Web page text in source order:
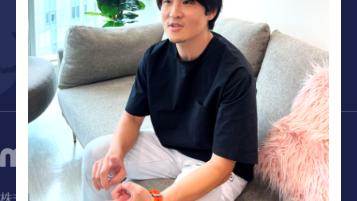
デモリクエスト
株式会社マルチブック